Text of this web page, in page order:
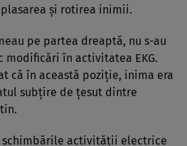
și rotirea inimii.
pe partea dreaptă, nu s-au
modificări în activitatea EKG.
că în această poziție, inima era
subțire de țesut dintre
activității electrice